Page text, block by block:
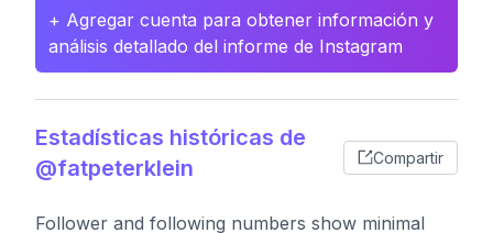
+ Agregar cuenta para obtener información y
análisis detallado del informe de Instagram
Estadísticas históricas de
@fatpeterklein
Compartir
Follower and following numbers show minimal